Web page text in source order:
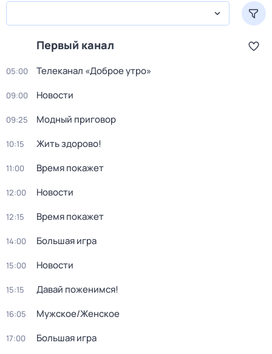
Первый канал
05:00 Телеканал «Доброе утро»
09:00 Новости
09:25 Модный приговор
10:15 Жить здорово!
11:00 Время покажет
12:00 Новости
12:15 Время покажет
14:00 Большая игра
15:00 Новости
15:15 Давай поженимся!
16:05 Мужское/Женское
17:00 Большая игра